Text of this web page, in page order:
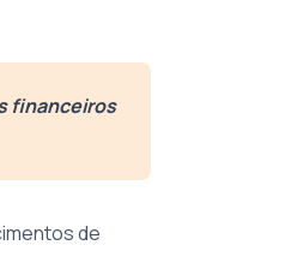
financeiros
de